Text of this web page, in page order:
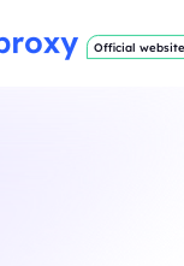
Official